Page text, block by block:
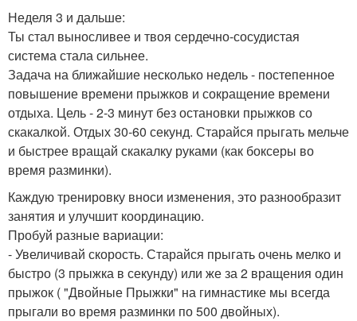
Неделя 3 и дальше:
Ты стал выносливее и твоя сердечно-сосудистая
система стала сильнее.
Задача на ближайшие несколько недель - постепенное
повышение времени прыжков и сокращение времени
отдыха. Цель - 2-3 минут без остановки прыжков со
скакалкой. Отдых 30-60 секунд. Старайся прыгать мельче
и быстрее вращай скакалку руками (как боксеры во
время разминки).
Каждую тренировку вноси изменения, это разнообразит
занятия и улучшит координацию.
Пробуй разные вариации:
- Увеличивай скорость. Старайся прыгать очень мелко и
быстро (3 прыжка в секунду) или же за 2 вращения один
прыжок ( "Двойные Прыжки" на гимнастике мы всегда
прыгали во время разминки по 500 двойных).